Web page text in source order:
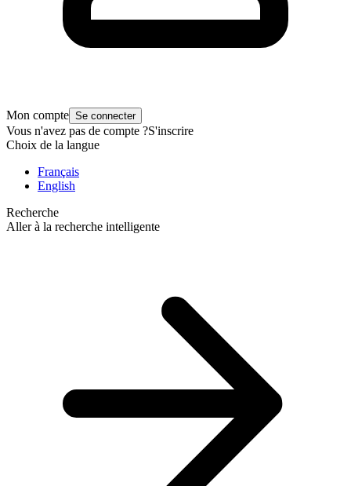
Mon compte Se connecter
Vous n'avez pas de compte ?S'inscrire
Choix de la langue
Français
English
Recherche
Aller à la recherche intelligente